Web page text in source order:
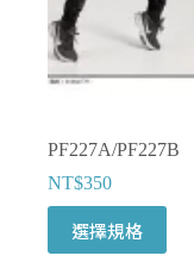
擇
選
項
PF227A/PF227B
NT$350
選擇規格
產